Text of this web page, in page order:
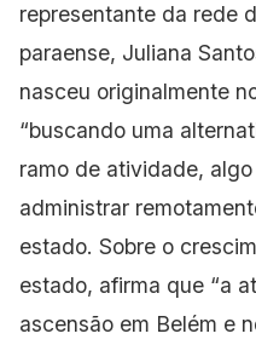
representante da rede
paraense, Juliana
nasceu originalmente
“buscando uma
ramo de atividade,
administrar
estado. Sobre o
estado, afirma que “a
ascensão em Belém e